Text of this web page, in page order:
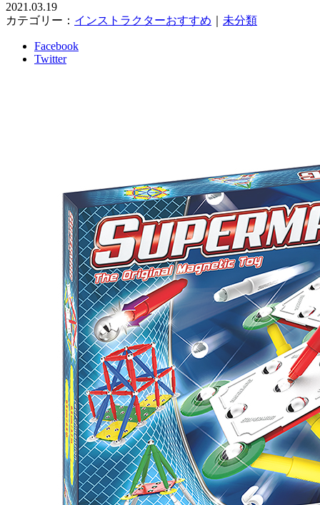
2021.03.19
カテゴリー： インストラクターおすすめ 未分類
Facebook
Twitter